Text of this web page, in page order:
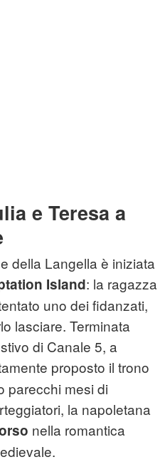
e Teresa a
della Langella è iniziata
Island: la ragazza
uno dei fidanzati,
lasciare. Terminata
di Canale 5, a
proposto il trono
parecchi mesi di
la napoletana
nella romantica